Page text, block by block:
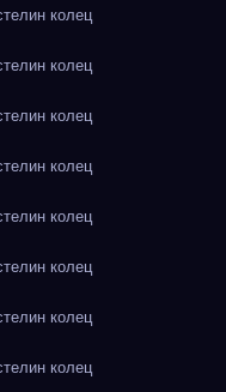
колец
колец
колец
колец
колец
колец
колец
колец